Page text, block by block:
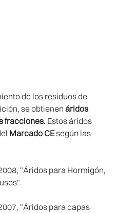
de los residuos de
se obtienen áridos
fracciones. Estos áridos
Marcado CEsegún las
"Áridos para Hormigón,
"Áridos para capas